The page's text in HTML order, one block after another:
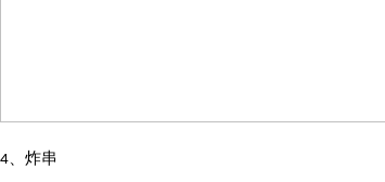
4 、炸串